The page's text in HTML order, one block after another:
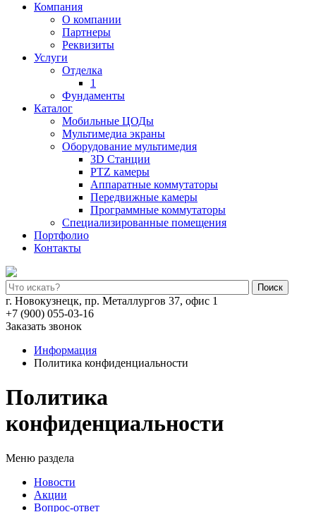
Компания
О компании
Партнеры
Реквизиты
Услуги
Отделка
1
Фундаменты
Каталог
Мобильные ЦОДы
Мультимедиа экраны
Оборудование мультимедия
3D Станции
PTZ камеры
Аппаратные коммутаторы
Передвижные камеры
Программные коммутаторы
Специализированные помещения
Портфолио
Контакты
Поиск
г. Новокузнецк, пр. Металлургов 37, офис 1
+7 (900) 055-03-16
Заказать звонок
Информация
Политика конфиденциальности
Политика
конфиденциальности
Меню раздела
Новости
Акции
Вопрос-ответ